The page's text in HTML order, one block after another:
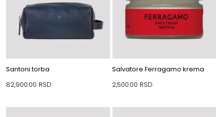
Santoni torba
82,900.00 RSD
Salvatore Ferragamo krema
2,500.00 RSD